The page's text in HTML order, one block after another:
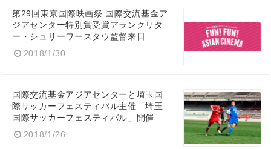
第29回東京国際映画祭 国際交流基金ア
ジアセンター特別賞受賞アランクリタ
ー・シュリーワースタウ監督来日
2018/1/30
国際交流基金アジアセンターと埼玉国
際サッカーフェスティバル主催「埼玉
国際サッカーフェスティバル」開催
2018/1/26